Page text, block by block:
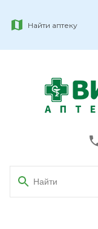
Найти аптеку